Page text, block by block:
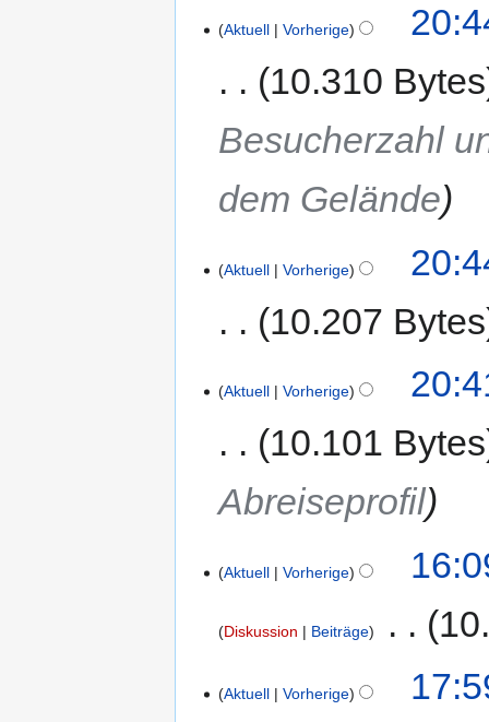
Aktuell Vorherige
10.310 Bytes
Besucherzahl
dem Gelände
Aktuell Vorherige
10.207 Bytes
Aktuell Vorherige
10.101 Bytes
Abreiseprofil
Aktuell Vorherige
Diskussion Beiträge
Aktuell Vorherige